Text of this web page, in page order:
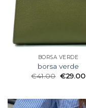
BORSA VERDE
borsa verde
€41.00 €29.00